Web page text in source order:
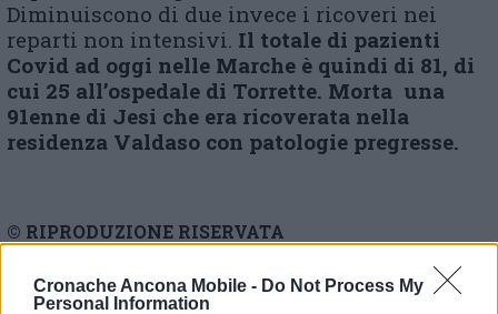
Cronache Ancona Mobile - Do Not Process My
Personal Information
Diminuiscono di due invece i ricoveri nei
reparti non intensivi. Il totale di pazienti
Covid ad oggi nelle Marche è quindi di 81, di
cui 25 all’ospedale di Torrette. Morta una
91enne di Jesi che era ricoverata nella
residenza Valdaso con patologie pregresse.
© RIPRODUZIONE RISERVATA
Vai alla home